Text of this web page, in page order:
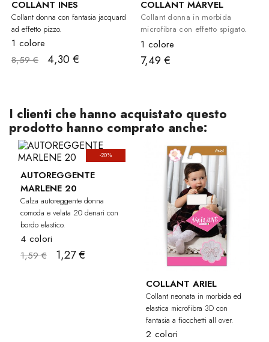
COLLANT INES
Collant donna con fantasia jacquard
ad effetto pizzo.
1 colore
8,59 €
4,30 €
COLLANT MARVEL
Collant donna in morbida
microfibra con effetto spigato.
1 colore
7,49 €
I clienti che hanno acquistato questo
prodotto hanno comprato anche:
-20%
AUTOREGGENTE
MARLENE 20
Calza autoreggente donna
comoda e velata 20 denari con
bordo elastico.
4 colori
1,59 €
1,27 €
COLLANT ARIEL
Collant neonata in morbida ed
elastica microfibra 3D con
fantasia a fiocchetti all over.
2 colori